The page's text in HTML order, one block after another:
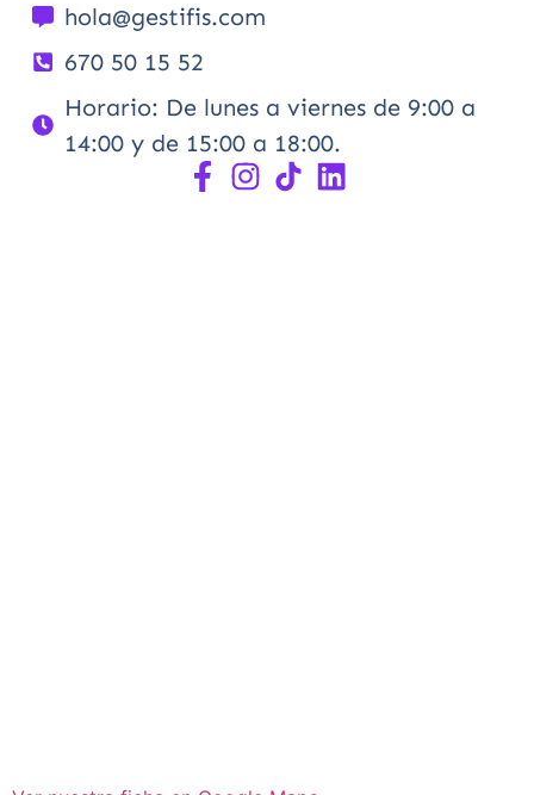
hola@gestifis.com
670 50 15 52
Horario: De lunes a viernes de 9:00 a
14:00 y de 15:00 a 18:00.